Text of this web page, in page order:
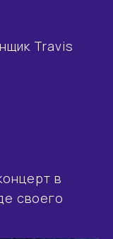
Travis
в
своего